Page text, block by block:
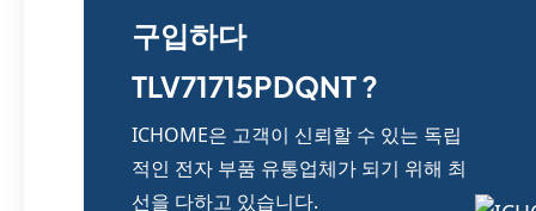
구입하다
TLV71715PDQNT ?
ICHOME은 고객이 신뢰할 수 있는 독립
적인 전자 부품 유통업체가 되기 위해 최
선을 다하고 있습니다.